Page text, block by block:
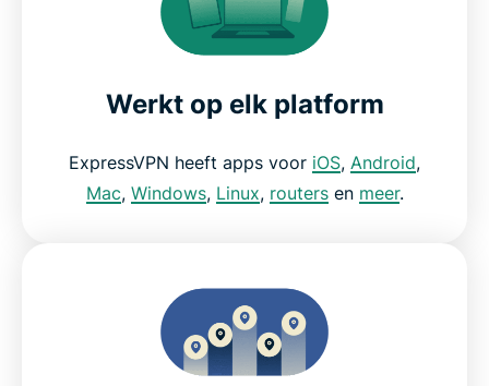
Werkt op elk platform
ExpressVPN heeft apps voor iOS, Android,
Mac, Windows, Linux, routersen meer.